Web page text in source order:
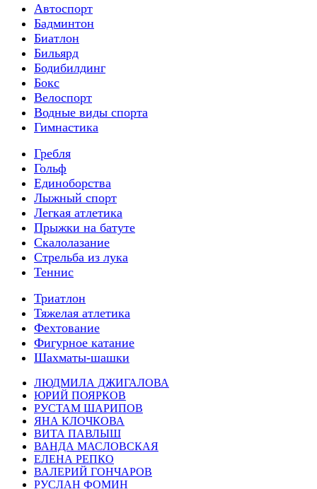
Автоспорт
Бадминтон
Биатлон
Бильярд
Бодибилдинг
Бокс
Велоспорт
Водные виды спорта
Гимнастика
Гребля
Гольф
Единоборства
Лыжный спорт
Легкая атлетика
Прыжки на батуте
Скалолазание
Стрельба из лука
Теннис
Триатлон
Тяжелая атлетика
Фехтование
Фигурное катание
Шахматы-шашки
ЛЮДМИЛА ДЖИГАЛОВА
ЮРИЙ ПОЯРКОВ
РУСТАМ ШАРИПОВ
ЯНА КЛОЧКОВА
ВИТА ПАВЛЫШ
ВАНДА МАСЛОВСКАЯ
ЕЛЕНА РЕПКО
ВАЛЕРИЙ ГОНЧАРОВ
РУСЛАН ФОМИН